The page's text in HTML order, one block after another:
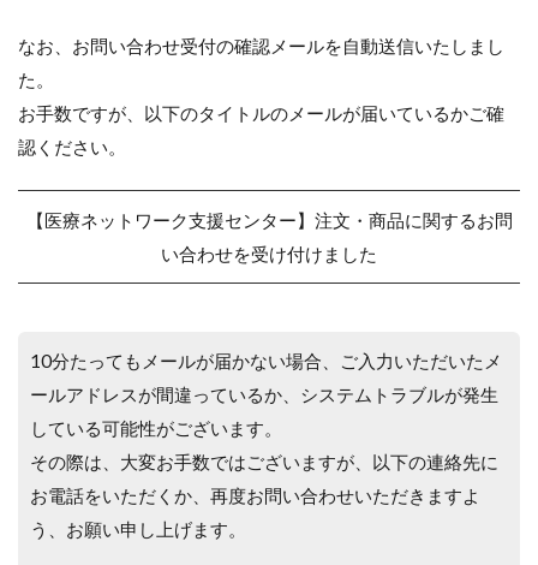
なお、お問い合わせ受付の確認メールを自動送信いたしまし
た。
お手数ですが、以下のタイトルのメールが届いているかご確
認ください。
【医療ネットワーク支援センター】注文・商品に関するお問
い合わせを受け付けました
10分たってもメールが届かない場合、ご入力いただいたメ
ールアドレスが間違っているか、システムトラブルが発生
している可能性がございます。
その際は、大変お手数ではございますが、以下の連絡先に
お電話をいただくか、再度お問い合わせいただきますよ
う、お願い申し上げます。